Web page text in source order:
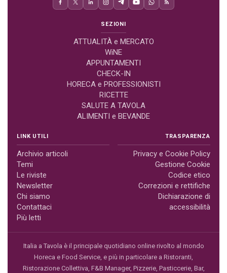
SEZIONI
ATTUALITÀ e MERCATO
WiNE
APPUNTAMENTI
CHECK-IN
HORECA e PROFESSIONISTI
RICETTE
SALUTE A TAVOLA
ALIMENTI e BEVANDE
LINK UTILI
Archivio articoli
Temi
Le riviste
Newsletter
Chi siamo
Contattaci
Più letti
TRASPARENZA
Privacy e Cookie Policy
Gestione Cookie
Codice etico
Correzioni e rettifiche
Dichiarazione di
accessibilità
Italia a Tavola è il principale quotidiano online rivolto al mondo
Horeca e Food Service, e più in particolare a Ristoranti,
Ristorazione Collettiva, F&B Manager, Pizzerie, Pasticcerie, Bar,